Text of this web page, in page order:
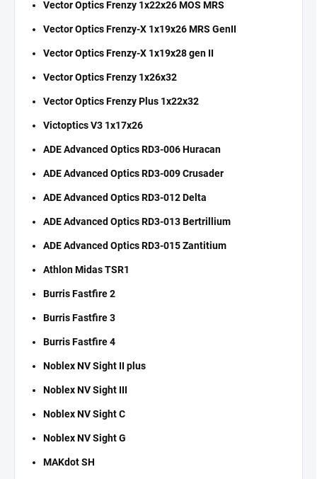
Vector Optics Frenzy 1x22x26 MOS MRS
Vector Optics Frenzy-X 1x19x26 MRS GenII
Vector Optics Frenzy-X 1x19x28 gen II
Vector Optics Frenzy 1x26x32
Vector Optics Frenzy Plus 1x22x32
Victoptics V3 1x17x26
ADE Advanced Optics RD3-006 Huracan
ADE Advanced Optics RD3-009 Crusader
ADE Advanced Optics RD3-012 Delta
ADE Advanced Optics RD3-013 Bertrillium
ADE Advanced Optics RD3-015 Zantitium
Athlon Midas TSR1
Burris Fastfire 2
Burris Fastfire 3
Burris Fastfire 4
Noblex NV Sight II plus
Noblex NV Sight III
Noblex NV Sight C
Noblex NV Sight G
MAKdot SH